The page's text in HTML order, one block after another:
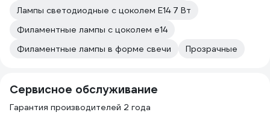
Лампы светодиодные с цоколем E14 7 Вт
Филаментные лампы с цоколем e14
Филаментные лампы в форме свечи
Прозрачные
Сервисное обслуживание
Гарантия производителей 2 года